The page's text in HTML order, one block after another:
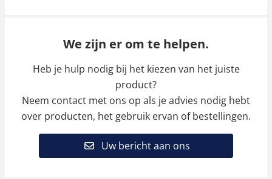
We zijn er om te helpen.
Heb je hulp nodig bij het kiezen van het juiste
product?
Neem contact met ons op als je advies nodig hebt
over producten, het gebruik ervan of bestellingen.
Uw bericht aan ons